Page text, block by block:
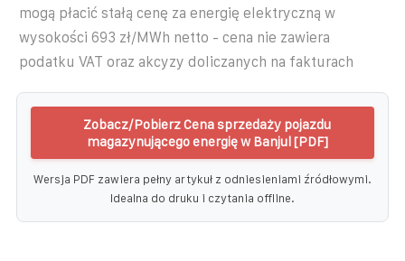
mogą płacić stałą cenę za energię elektryczną w
wysokości 693 zł/MWh netto - cena nie zawiera
podatku VAT oraz akcyzy doliczanych na fakturach
Zobacz/Pobierz Cena sprzedaży pojazdu
magazynującego energię w Banjul [PDF]
Wersja PDF zawiera pełny artykuł z odniesieniami źródłowymi.
Idealna do druku i czytania offline.